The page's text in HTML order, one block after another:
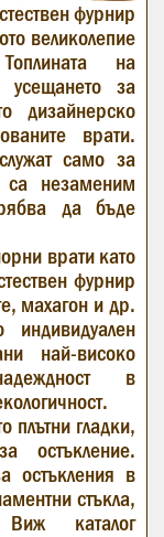
фурнир
великолепие
на
усещането за
дизайнерско
врати.
само за
са незаменим
да бъде
врати като
фурнир
махагон и др.
най-високо
в
плътни гладки,
остъкление.
остъкления в
стъкла,
каталог